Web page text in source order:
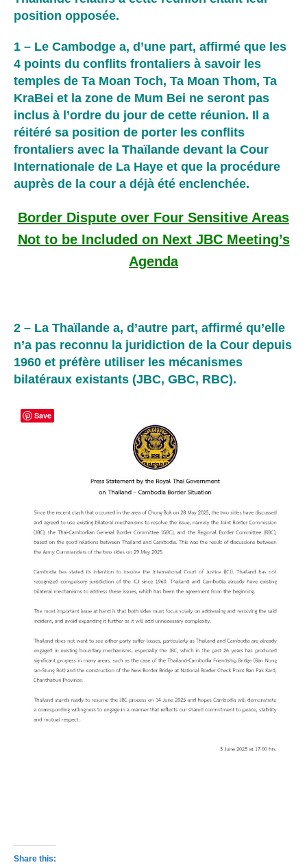
position opposée.
1 – Le Cambodge a, d’une part, affirmé que les
4 points du conflits frontaliers à savoir les
temples de Ta Moan Toch, Ta Moan Thom, Ta
KraBei et la zone de Mum Bei ne seront pas
inclus à l’ordre du jour de cette réunion. Il a
réitéré sa position de porter les conflits
frontaliers avec la Thaïlande devant la Cour
Internationale de La Haye et que la procédure
auprès de la cour a déjà été enclenchée.
Border Dispute over Four Sensitive Areas
Not to be Included on Next JBC Meeting’s
Agenda
2 – La Thaïlande a, d’autre part, affirmé qu’elle
n’a pas reconnu la juridiction de la Cour depuis
1960 et préfère utiliser les mécanismes
bilatéraux existants (JBC, GBC, RBC).
Share this:
Save